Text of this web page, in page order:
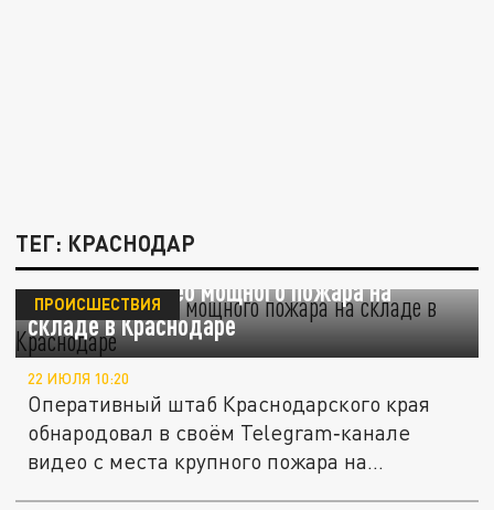
ТЕГ: КРАСНОДАР
Появилось видео мощного пожара на
складе в Краснодаре
ПРОИСШЕСТВИЯ
22 ИЮЛЯ 10:20
Оперативный штаб Краснодарского края
обнародовал в своём Telegram‑канале
видео с места крупного пожара на...